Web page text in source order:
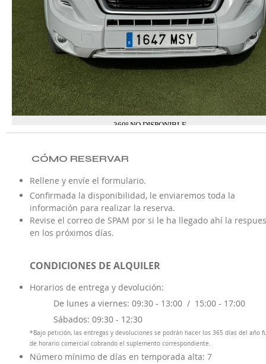
360º NO DISPONIBLE
CÓMO RESERVAR
Rellene y envíe el formulario.
Confirmada la disponibilidad, le enviaremos toda la
información para realizar la reserva.
Revise el correo de SPAM por si le ha llegado ahí la
en los próximos días.
CONDICIONES DE ALQUILER
Horarios de entrega y devolución:
De lunes a viernes: 09:30 - 13:00 / 15:00 - 17:00
Sábados: 09:30 - 12:30
*Bajo petición, las entregas y devoluciones se podrán hacer los 365 días del año
de horario comercial cobrando el suplemento correspondiente.
Número mínimo de días en temporada alta: 7